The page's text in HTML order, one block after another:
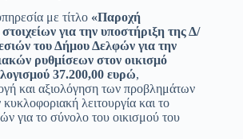
με τίτλο «Παροχή
για την υποστήριξη της Δ/
του Δήμου Δελφών για την
ρυθμίσεων στον οικισμό
37.200,00 ευρώ,
και αξιολόγηση των προβλημάτων
κυκλοφοριακή λειτουργία και το
για το σύνολο του οικισμού του